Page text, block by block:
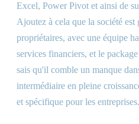
Excel, Power Pivot et ainsi de
Ajoutez à cela que la société est
propriétaires, avec une équipe
services financiers, et le
sais qu'il comble un manque
intermédiaire en pleine
et spécifique pour les